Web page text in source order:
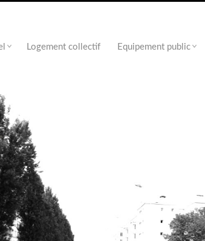
Logement collectif Equipement public